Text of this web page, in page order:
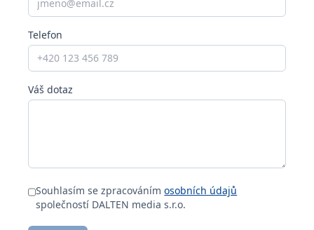
Telefon
Váš dotaz
Souhlasím se zpracovánímosobních údajů
společností DALTEN media s.r.o.